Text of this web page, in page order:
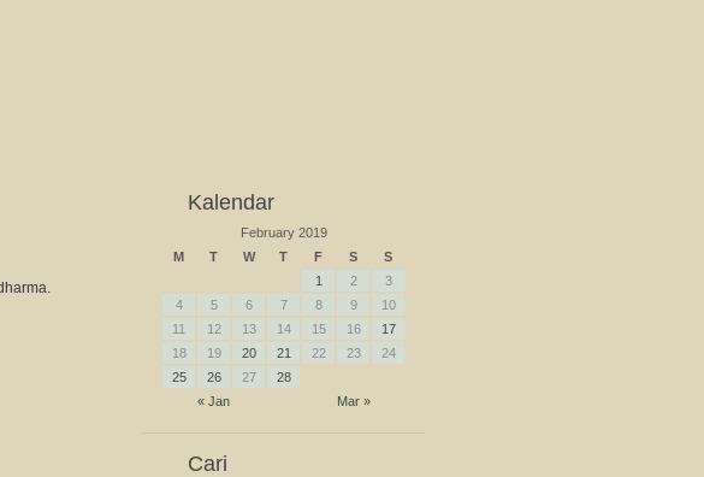
Kalendar
February 2019
M
T W T F S S
« Jan Mar »
1 2
3
4
5 6 7 8 9
10
11
12 13 14 15 16
17
18
19 20 21 22 23
24
25
26 27 28
Cari